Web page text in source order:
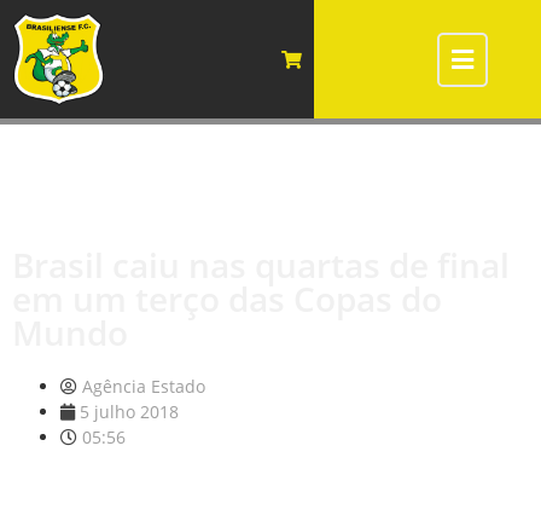
Agência Estado
5 julho 2018
05:56